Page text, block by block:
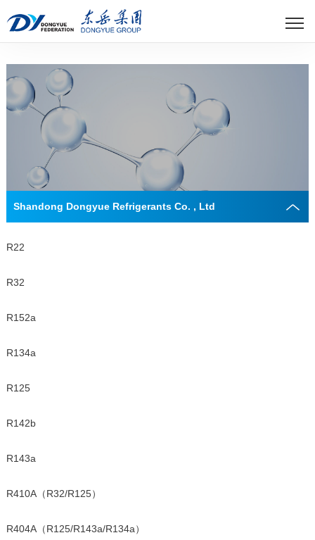
Shandong Dongyue Refrigerants Co. , Ltd
R22
R32
R152a
R134a
R125
R142b
R143a
R410A（R32/R125）
R404A（R125/R143a/R134a）